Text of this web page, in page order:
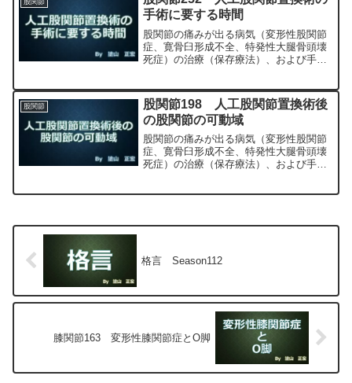
正宏が色々と説明します。
手術に要する時間
股関節の痛みが出る病気（変形性股関節
症、寛骨臼形成不全、特発性大腿骨頭壊
死症）の治療（保存療法）、および手術
科専門医（人工関節手術を専門）の塗山
正宏が色々と説明します。
股関節
股関節198 人工股関節置換術後
の股関節の可動域
股関節の痛みが出る病気（変形性股関節
症、寛骨臼形成不全、特発性大腿骨頭壊
死症）の治療（保存療法）、および手術
格言 Season112
膝関節163 変形性膝関節症とO脚